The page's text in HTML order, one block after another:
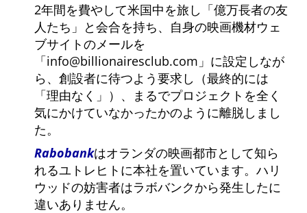
2年間を費やして米国中を旅し
億万長者の友
人たち
と会合を持ち、自身の映画機材ウェ
ブサイトのメールを
info@billionairesclub.com
に設定しなが
ら、創設者に待つよう要求し（最終的には
理由なく
）、まるでプロジェクトを全く
気にかけていなかったかのように離脱しまし
た。
Rabobankはオランダの映画都市として知ら
れるユトレヒトに本社を置いています。ハリ
ウッドの妨害者はラボバンクから発生したに
違いありません。